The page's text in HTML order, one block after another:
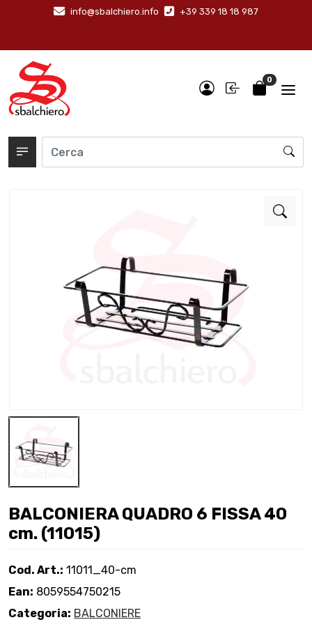
info@sbalchiero.info +39 339 18 18 987
0
BALCONIERA QUADRO 6 FISSA 40
cm. (11015)
Cod. Art.: 11011_40-cm
Ean: 8059554750215
Categoria: BALCONIERE